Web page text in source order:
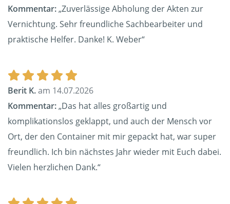
Kommentar:„Zuverlässige Abholung der Akten zur
Vernichtung. Sehr freundliche Sachbearbeiter und
praktische Helfer. Danke! K. Weber“
Berit K.am 14.07.2026
Kommentar:„Das hat alles großartig und
komplikationslos geklappt, und auch der Mensch vor
Ort, der den Container mit mir gepackt hat, war super
freundlich. Ich bin nächstes Jahr wieder mit Euch dabei.
Vielen herzlichen Dank.“